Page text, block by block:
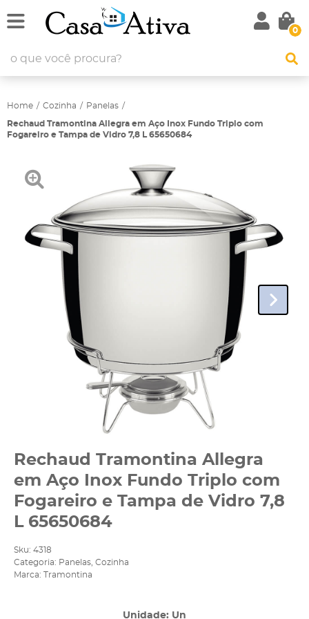
0
Home Cozinha Panelas
Rechaud Tramontina Allegra em Aço Inox Fundo Triplo com
Fogareiro e Tampa de Vidro 7,8 L 65650684
Rechaud Tramontina Allegra
em Aço Inox Fundo Triplo com
Fogareiro e Tampa de Vidro 7,8
L 65650684
Sku: 4318
Categoria: Panelas Cozinha
Marca:
Tramontina
Unidade: Un